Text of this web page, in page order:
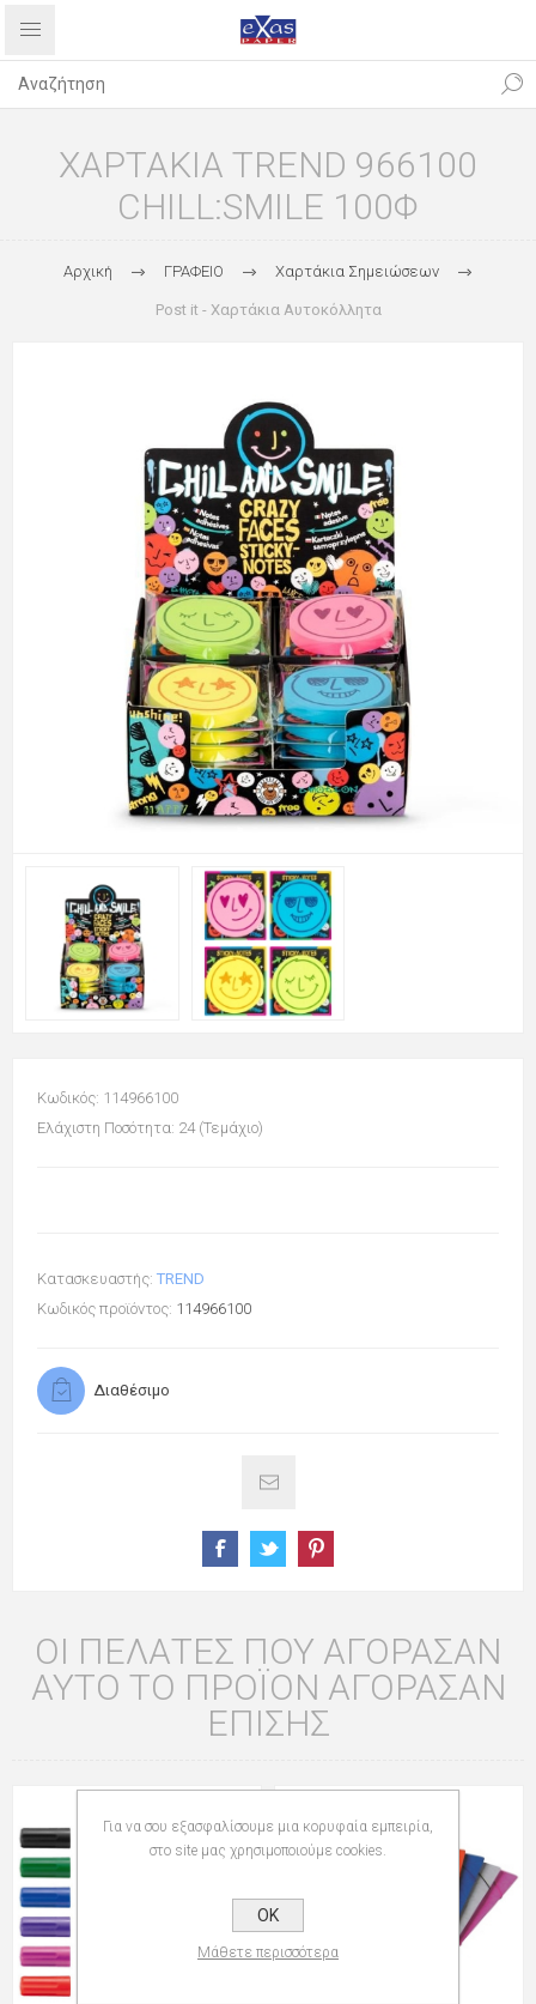
ΧΑΡΤΑΚΙΑ TREND 966100
CHILL:SMILE 100Φ
Αρχική ΓΡΑΦΕΙΟ Χαρτάκια Σημειώσεων
Post it - Χαρτάκια Αυτοκόλλητα
Κωδικός: 114966100
Ελάχιστη Ποσότητα: 24 (Τεμάχιο)
Κατασκευαστής: TREND
Κωδικός προϊόντος: 114966100
Διαθέσιμο
ΟΙ ΠΕΛΆΤΕΣ ΠΟΥ ΑΓΌΡΑΣΑΝ
ΑΥΤΌ ΤΟ ΠΡΟΪΌΝ ΑΓΌΡΑΣΑΝ
ΕΠΊΣΗΣ
Για να σου εξασφαλίσουμε μια κορυφαία εμπειρία,
στο site μας χρησιμοποιούμε cookies.
OK
Μάθετε περισσότερα